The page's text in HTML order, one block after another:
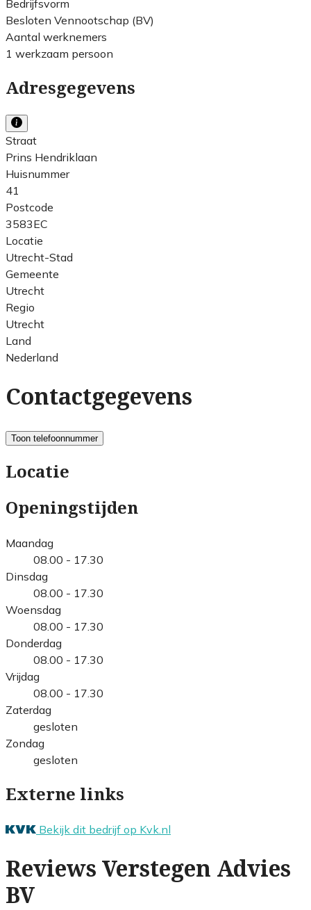
Bedrijfsvorm
Besloten Vennootschap (BV)
Aantal werknemers
1 werkzaam persoon
Adresgegevens
Straat
Prins Hendriklaan
Huisnummer
41
Postcode
3583EC
Locatie
Utrecht-Stad
Gemeente
Utrecht
Regio
Utrecht
Land
Nederland
Contactgegevens
Toon telefoonnummer
Locatie
Openingstijden
Maandag
08.00 - 17.30
Dinsdag
08.00 - 17.30
Woensdag
08.00 - 17.30
Donderdag
08.00 - 17.30
Vrijdag
08.00 - 17.30
Zaterdag
gesloten
Zondag
gesloten
Externe links
Bekijk dit bedrijf op Kvk.nl
Reviews Verstegen Advies
BV